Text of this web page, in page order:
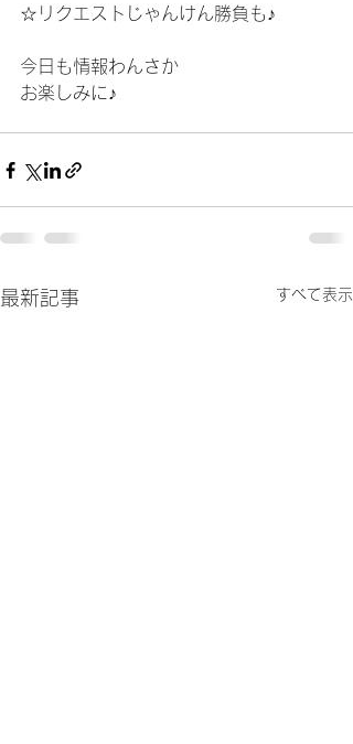
☆リクエストじゃんけん勝負も♪
今日も情報わんさか
お楽しみに♪
最新記事 すべて表示